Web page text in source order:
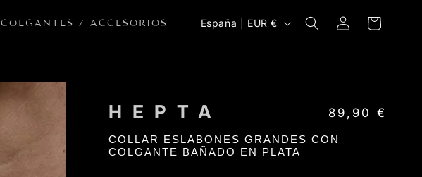
COLGANTES / ACCESORIOS País/región España | EUR €
Iniciar
sesión
Carrito
HEPTA
COLLAR ESLABONES GRANDES CON
COLGANTE BAÑADO EN PLATA
Precio
89,90 €